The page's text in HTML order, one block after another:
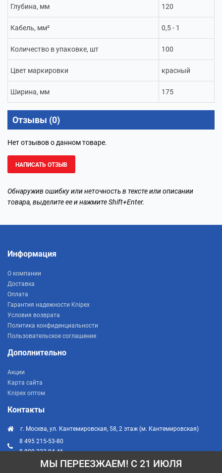
Глубина, мм 120
Кабель, мм² 0,5 - 1
Количество в упаковке, шт 100
Цвет маркировки красный
Ширина, мм 175
Отзывы (0)
Нет отзывов о данном товаре.
НАПИСАТЬ ОТЗЫВ
Обнаружив ошибку или неточность в тексте или описании
товара, выделите ее и нажмите Shift+Enter.
МЫ ПЕРЕЕЗЖАЕМ! С 21 ИЮЛЯ
Информация
О компании
Доставка
Оплата
Гарантия надежности Knipex
Условия возврата
Политика конфиденциальности
Пользовательское соглашение
Дополнительно
Акции
Карта сайта
Knipex оптом
Контакты
г. Москва, ул. Кантемировская, 58, 2 этаж (м. Кантемировская)
8 495 215-53-80
8 800 333-04-46
info@knipex-russia.ru